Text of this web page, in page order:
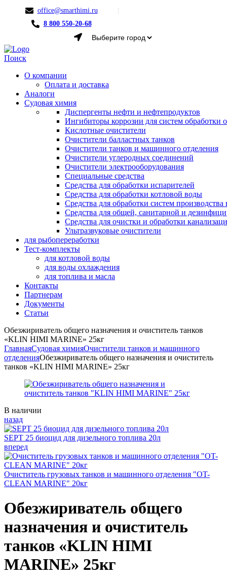
8 800 550-20-68
office@smarthimi.ru
Menu
Поиск
О компании
Оплата и доставка
Аналоги
Судовая химия
Диспергенты нефти и нефтепродуктов
Ингибиторы коррозии для систем
Кислотные очистители
Очистители балластных танков
Очистители танков и машинного отделения
Очистители углеродных соединений
Очистители электрооборудования
Специальные средства
Средства для обработки испарителей
Средства для обработки котловой воды
Средства для обработки систем
Средства для общей, санитарной и
Средства для очистки и обработки
Ультразвуковые очистители
для рыбопереработки
Тест-комплекты
для котловой воды
для воды охлаждения
для топлива и масла
Контакты
Партнерам
Документы
Статьи
Обезжириватель общего назначения и очиститель танков
«KLIN HIMI MARINE» 25кг
ГлавнаяСудовая химияОчистители танков и машинного
отделенияОбезжириватель общего назначения и очиститель
танков «KLIN HIMI MARINE» 25кг
Availability:
В наличии
назад
SEPT 25 биоцид для дизельного топлива 20л
вперед
Очиститель грузовых танков и машинного отделения "OT-
CLEAN MARINE" 20кг
Обезжириватель общего
назначения и очиститель
танков «KLIN HIMI
MARINE» 25кг